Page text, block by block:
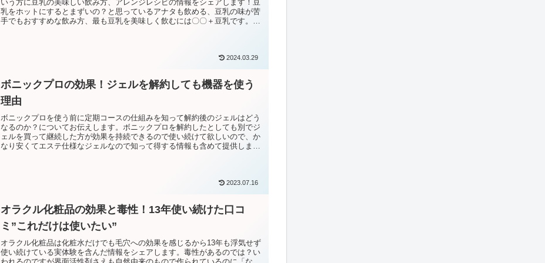
いう方に豆乳の美味しい飲み方、アレンジレシピの情報をシェアします！豆
乳をホットにするとまずいの？と思っているアナタも飲める、豆乳の味が苦
手でもおすすめな飲み方、最も豆乳を美味しく飲むには〇〇＋豆乳です。美
2024.03.29
ボニックプロの効果！ジェルを解約しても機器を使う
理由
ボニックプロを使う前に定期コースの仕組みを知って解約後のジェルはどう
なるのか？についてお伝えします。ボニックプロを解約したとしても別でジ
ェルを買って継続した方が効果を持続できるので使い続けて欲しいので、か
なり安くてエステ仕様なジェルなので知って得する情報も含めて提供しま
2023.07.16
オラクル化粧品の効果と毒性！13年使い続けた口コ
ミ”これだけは使いたい”
オラクル化粧品は化粧水だけでも毛穴への効果を感じるから13年も浮気せず
使い続けている実体験を含んだ情報をシェアします。毒性があるのでは？い